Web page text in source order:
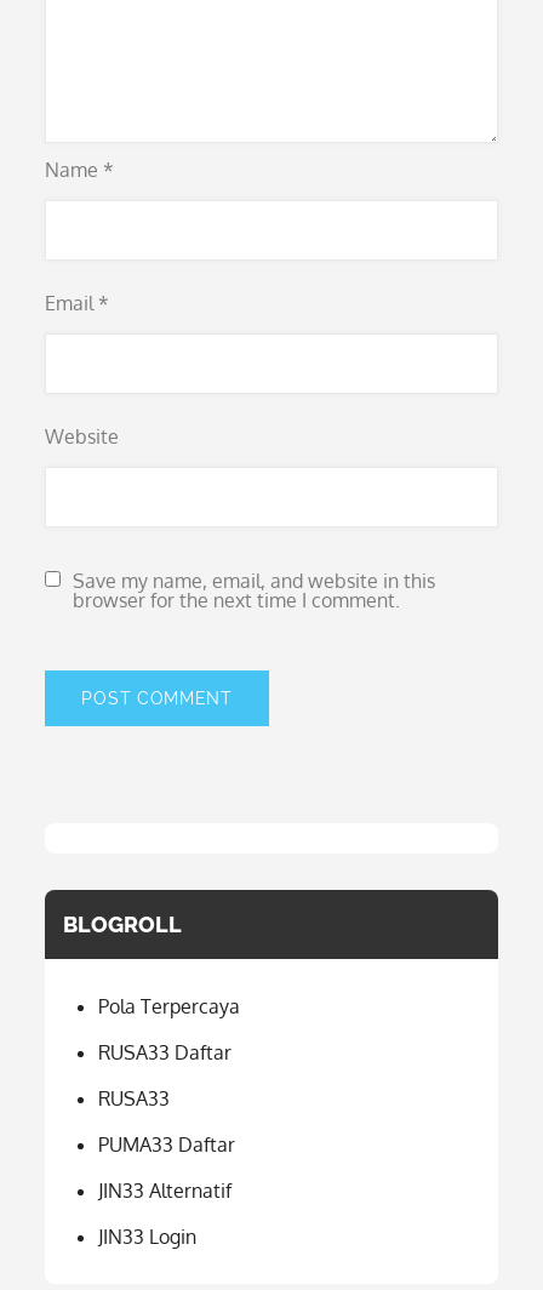
Name *
Email *
Website
Save my name, email, and website in this
browser for the next time I comment.
BLOGROLL
Pola Terpercaya
RUSA33 Daftar
RUSA33
PUMA33 Daftar
JIN33 Alternatif
JIN33 Login